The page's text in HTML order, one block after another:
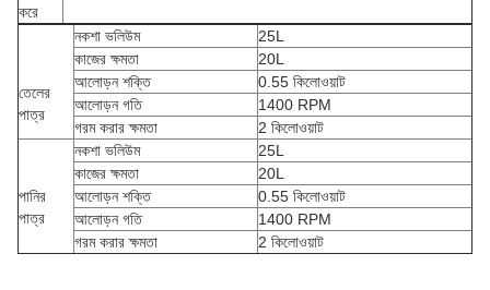
করে
তেলের
পাত্র
নকশা ভলিউম
25L
কাজের ক্ষমতা
20L
আলোড়ন শক্তি
0.55 কিলোওয়াট
আলোড়ন গতি
1400 RPM
গরম করার ক্ষমতা
2 কিলোওয়াট
পানির
পাত্র
নকশা ভলিউম
25L
কাজের ক্ষমতা
20L
আলোড়ন শক্তি
0.55 কিলোওয়াট
আলোড়ন গতি
1400 RPM
গরম করার ক্ষমতা
2 কিলোওয়াট